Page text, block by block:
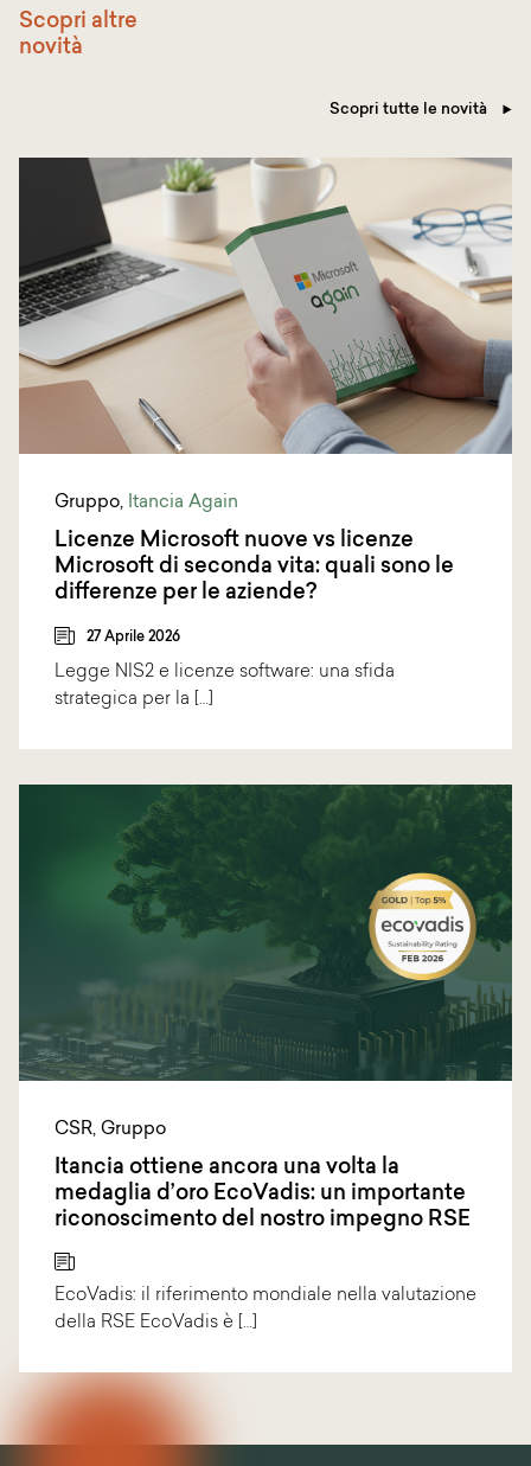
Scopri altre
novità
Scopri tutte le novità
Gruppo, Itancia Again
Licenze Microsoft nuove vs licenze
Microsoft di seconda vita: quali sono le
differenze per le aziende?
27 Aprile 2026
Legge NIS2 e licenze software: una sfida
strategica per la […]
CSR, Gruppo
Itancia ottiene ancora una volta la
medaglia d’oro EcoVadis: un importante
riconoscimento del nostro impegno RSE
EcoVadis: il riferimento mondiale nella valutazione
della RSE EcoVadis è […]